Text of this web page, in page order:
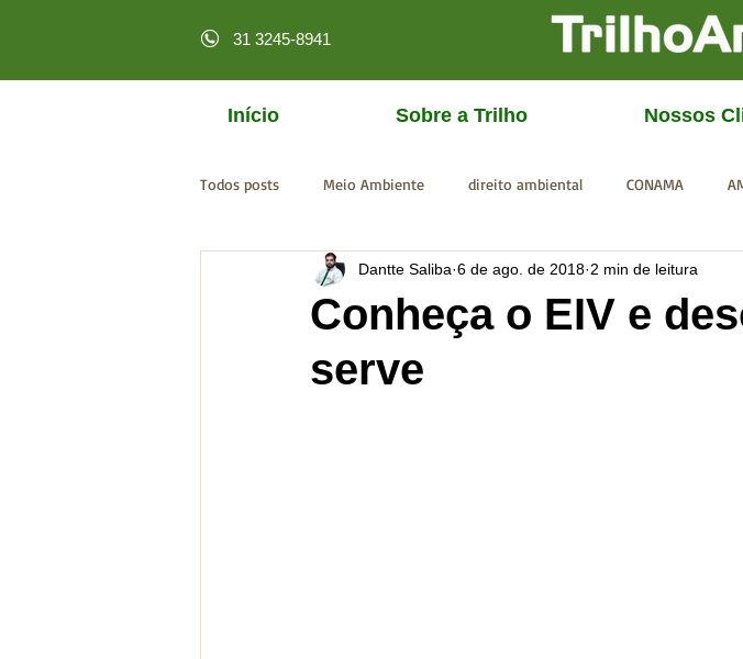
31 3245-8941
Início Sobre a Trilho Nossos
Todos posts Meio Ambiente direito ambiental CONAMA
licenciamento online MPF CGU IBAMA SISEMA
Conheça o EIV e
serve
Dantte Saliba 6 de ago. de 2018 2 min de leitura